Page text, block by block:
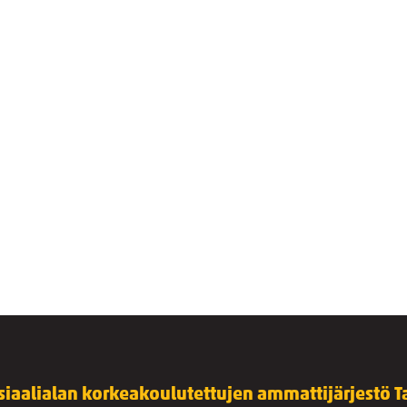
korkeakoulutettujen ammattijärjestö